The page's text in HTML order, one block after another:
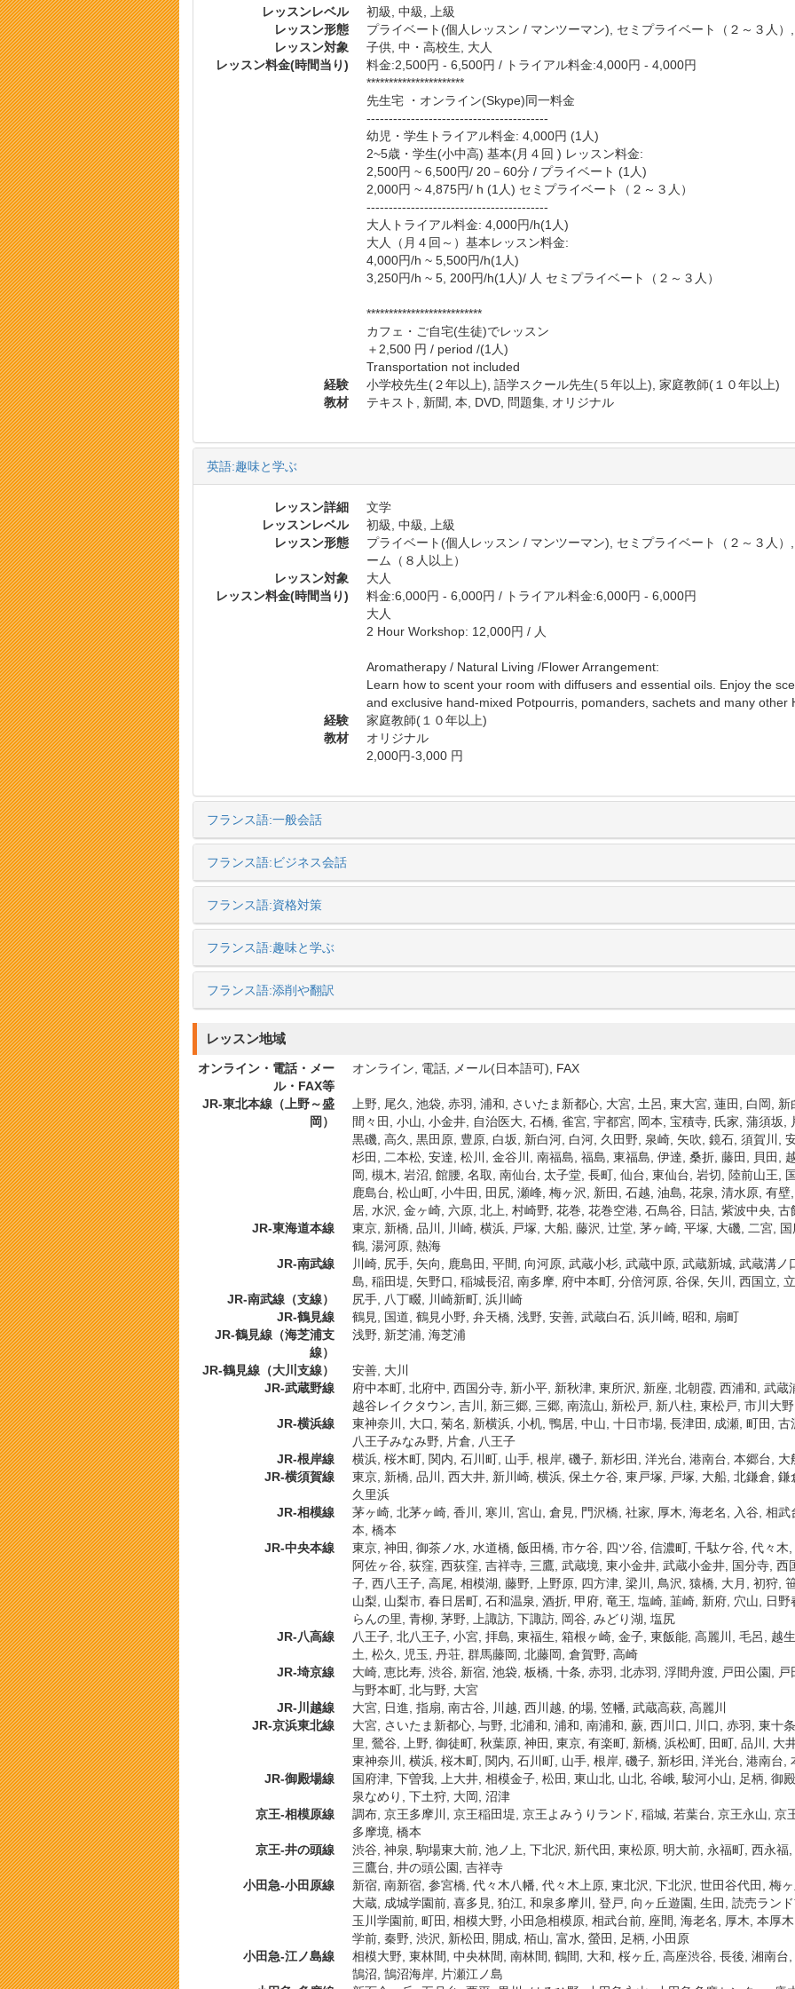
レッスンレベル
初級, 中級, 上級
レッスン形態
プライベート(個人レッスン / マンツーマン), セミプライベート（２～３人
レッスン対象
子供, 中・高校生, 大人
レッスン料金(時間当り)
料金:2,500円 - 6,500円 / トライアル料金:4,000円 - 4,000円
**********************
先生宅 ・オンライン(Skype)同一料金
-----------------------------------------
幼児・学生トライアル料金: 4,000円 (1人)
2~5歳・学生(小中高) 基本(月４回 ) レッスン料金:
2,500円 ~ 6,500円/ 20－60分 / プライベート (1人)
2,000円 ~ 4,875円/ h (1人) セミプライベート（２～３人）
-----------------------------------------
大人トライアル料金: 4,000円/h(1人)
大人（月４回～）基本レッスン料金:
4,000円/h ~ 5,500円/h(1人)
3,250円/h ~ 5, 200円/h(1人)/ 人 セミプライベート（２～３人）
**************************
カフェ・ご自宅(生徒)でレッスン
＋2,500 円 / period /(1人)
Transportation not included
経験
小学校先生(２年以上), 語学スクール先生(５年以上), 家庭教師(１０年以上)
教材
テキスト, 新聞, 本, DVD, 問題集, オリジナル
英語:趣味と学ぶ
レッスン詳細
文学
レッスンレベル
初級, 中級, 上級
レッスン形態
プライベート(個人レッスン / マンツーマン), セミプライベート（２～３人
ーム（８人以上）
レッスン対象
大人
レッスン料金(時間当り)
料金:6,000円 - 6,000円 / トライアル料金:6,000円 - 6,000円
大人
2 Hour Workshop: 12,000円 / 人
Aromatherapy / Natural Living /Flower Arrangement:
Learn how to scent your room with diffusers and essential oils. Enjoy the
and exclusive hand-mixed Potpourris, pomanders, sachets and many other
経験
家庭教師(１０年以上)
教材
オリジナル
2,000円-3,000 円
フランス語:一般会話
フランス語:ビジネス会話
フランス語:資格対策
フランス語:趣味と学ぶ
フランス語:添削や翻訳
レッスン地域
オンライン・電話・メー
ル・FAX等
オンライン, 電話, メール(日本語可), FAX
JR-東北本線（上野～盛
岡）
上野, 尾久, 池袋, 赤羽, 浦和, さいたま新都心, 大宮, 土呂, 東大宮, 蓮田, 白岡,
間々田, 小山, 小金井, 自治医大, 石橋, 雀宮, 宇都宮, 岡本, 宝積寺, 氏家, 蒲須坂,
黒磯, 高久, 黒田原, 豊原, 白坂, 新白河, 白河, 久田野, 泉崎, 矢吹, 鏡石, 須賀川,
杉田, 二本松, 安達, 松川, 金谷川, 南福島, 福島, 東福島, 伊達, 桑折, 藤田, 貝田,
岡, 槻木, 岩沼, 館腰, 名取, 南仙台, 太子堂, 長町, 仙台, 東仙台, 岩切, 陸前山王,
鹿島台, 松山町, 小牛田, 田尻, 瀬峰, 梅ヶ沢, 新田, 石越, 油島, 花泉, 清水原, 有
居, 水沢, 金ヶ崎, 六原, 北上, 村崎野, 花巻, 花巻空港, 石鳥谷, 日詰, 紫波中央,
JR-東海道本線
東京, 新橋, 品川, 川崎, 横浜, 戸塚, 大船, 藤沢, 辻堂, 茅ヶ崎, 平塚, 大磯, 二宮,
鶴, 湯河原, 熱海
JR-南武線
川崎, 尻手, 矢向, 鹿島田, 平間, 向河原, 武蔵小杉, 武蔵中原, 武蔵新城, 武蔵溝
島, 稲田堤, 矢野口, 稲城長沼, 南多摩, 府中本町, 分倍河原, 谷保, 矢川, 西国立,
JR-南武線（支線）
尻手, 八丁畷, 川崎新町, 浜川崎
JR-鶴見線
鶴見, 国道, 鶴見小野, 弁天橋, 浅野, 安善, 武蔵白石, 浜川崎, 昭和, 扇町
JR-鶴見線（海芝浦支
線）
浅野, 新芝浦, 海芝浦
JR-鶴見線（大川支線）
安善, 大川
JR-武蔵野線
府中本町, 北府中, 西国分寺, 新小平, 新秋津, 東所沢, 新座, 北朝霞, 西浦和, 武
越谷レイクタウン, 吉川, 新三郷, 三郷, 南流山, 新松戸, 新八柱, 東松戸, 市川大
JR-横浜線
東神奈川, 大口, 菊名, 新横浜, 小机, 鴨居, 中山, 十日市場, 長津田, 成瀬, 町田,
八王子みなみ野, 片倉, 八王子
JR-根岸線
横浜, 桜木町, 関内, 石川町, 山手, 根岸, 磯子, 新杉田, 洋光台, 港南台, 本郷台, 大
JR-横須賀線
東京, 新橋, 品川, 西大井, 新川崎, 横浜, 保土ケ谷, 東戸塚, 戸塚, 大船, 北鎌倉,
久里浜
JR-相模線
茅ヶ崎, 北茅ヶ崎, 香川, 寒川, 宮山, 倉見, 門沢橋, 社家, 厚木, 海老名, 入谷, 相
本, 橋本
JR-中央本線
東京, 神田, 御茶ノ水, 水道橋, 飯田橋, 市ケ谷, 四ツ谷, 信濃町, 千駄ケ谷, 代々
阿佐ヶ谷, 荻窪, 西荻窪, 吉祥寺, 三鷹, 武蔵境, 東小金井, 武蔵小金井, 国分寺,
子, 西八王子, 高尾, 相模湖, 藤野, 上野原, 四方津, 梁川, 鳥沢, 猿橋, 大月, 初狩,
山梨, 山梨市, 春日居町, 石和温泉, 酒折, 甲府, 竜王, 塩崎, 韮崎, 新府, 穴山, 日
らんの里, 青柳, 茅野, 上諏訪, 下諏訪, 岡谷, みどり湖, 塩尻
JR-八高線
八王子, 北八王子, 小宮, 拝島, 東福生, 箱根ヶ崎, 金子, 東飯能, 高麗川, 毛呂, 越
土, 松久, 児玉, 丹荘, 群馬藤岡, 北藤岡, 倉賀野, 高崎
JR-埼京線
大崎, 恵比寿, 渋谷, 新宿, 池袋, 板橋, 十条, 赤羽, 北赤羽, 浮間舟渡, 戸田公園,
与野本町, 北与野, 大宮
JR-川越線
大宮, 日進, 指扇, 南古谷, 川越, 西川越, 的場, 笠幡, 武蔵高萩, 高麗川
JR-京浜東北線
大宮, さいたま新都心, 与野, 北浦和, 浦和, 南浦和, 蕨, 西川口, 川口, 赤羽, 東十
里, 鶯谷, 上野, 御徒町, 秋葉原, 神田, 東京, 有楽町, 新橋, 浜松町, 田町, 品川, 大
東神奈川, 横浜, 桜木町, 関内, 石川町, 山手, 根岸, 磯子, 新杉田, 洋光台, 港南台,
JR-御殿場線
国府津, 下曽我, 上大井, 相模金子, 松田, 東山北, 山北, 谷峨, 駿河小山, 足柄, 御
泉なめり, 下土狩, 大岡, 沼津
京王-相模原線
調布, 京王多摩川, 京王稲田堤, 京王よみうりランド, 稲城, 若葉台, 京王永山, 京
多摩境, 橋本
京王-井の頭線
渋谷, 神泉, 駒場東大前, 池ノ上, 下北沢, 新代田, 東松原, 明大前, 永福町, 西永
三鷹台, 井の頭公園, 吉祥寺
小田急-小田原線
新宿, 南新宿, 参宮橋, 代々木八幡, 代々木上原, 東北沢, 下北沢, 世田谷代田, 梅
大蔵, 成城学園前, 喜多見, 狛江, 和泉多摩川, 登戸, 向ヶ丘遊園, 生田, 読売ラン
玉川学園前, 町田, 相模大野, 小田急相模原, 相武台前, 座間, 海老名, 厚木, 本厚
学前, 秦野, 渋沢, 新松田, 開成, 栢山, 富水, 螢田, 足柄, 小田原
小田急-江ノ島線
相模大野, 東林間, 中央林間, 南林間, 鶴間, 大和, 桜ヶ丘, 高座渋谷, 長後, 湘南
鵠沼, 鵠沼海岸, 片瀬江ノ島